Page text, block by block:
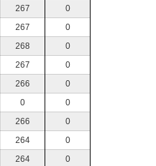
267
0
267
0
268
0
267
0
266
0
0
0
266
0
264
0
264
0